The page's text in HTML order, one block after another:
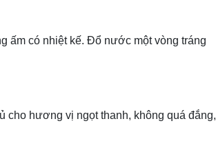
ấm có nhiệt kế. Đổ nước một vòng tráng
cho hương vị ngọt thanh, không quá đắng,